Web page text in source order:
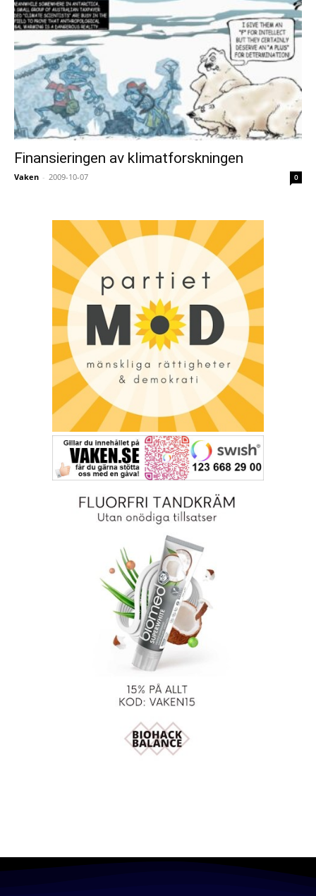
Finansieringen av klimatforskningen
Vaken - 2009-10-07 0